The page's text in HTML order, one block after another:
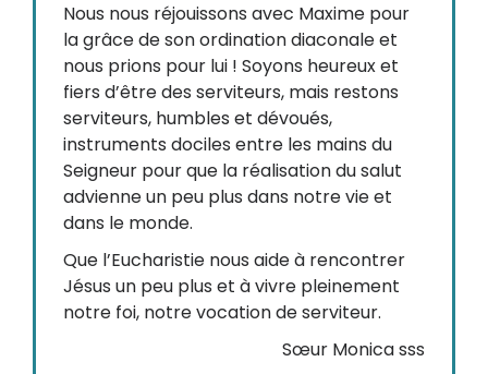
Nous nous réjouissons avec Maxime pour
la grâce de son ordination diaconale et
nous prions pour lui ! Soyons heureux et
fiers d’être des serviteurs, mais restons
serviteurs, humbles et dévoués,
instruments dociles entre les mains du
Seigneur pour que la réalisation du salut
advienne un peu plus dans notre vie et
dans le monde.
Que l’Eucharistie nous aide à rencontrer
Jésus un peu plus et à vivre pleinement
notre foi, notre vocation de serviteur.
Sœur Monica sss